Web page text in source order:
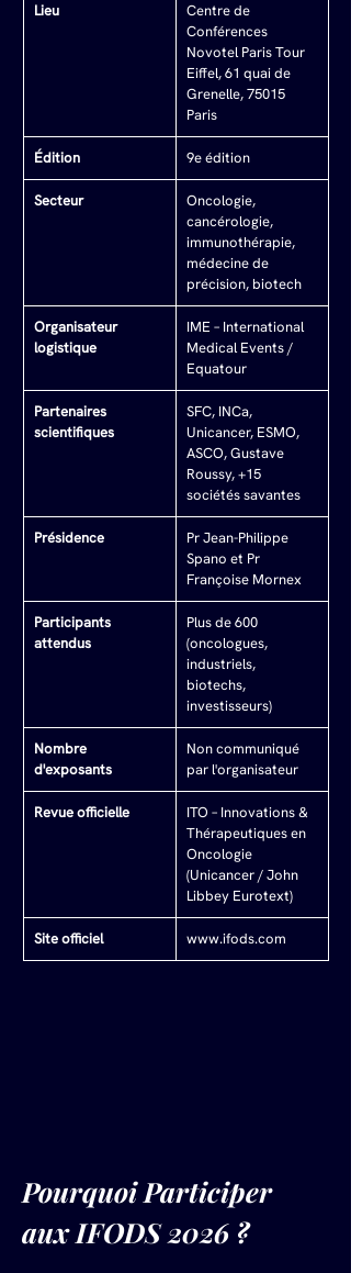
Lieu
Centre de
Conférences
Novotel Paris Tour
Eiffel, 61 quai de
Grenelle, 75015
Paris
Édition 9e édition
Secteur
Oncologie,
cancérologie,
immunothérapie,
médecine de
précision, biotech
Organisateur
logistique
IME – International
Medical Events /
Equatour
Partenaires
scientifiques
SFC, INCa,
Unicancer, ESMO,
ASCO, Gustave
Roussy, +15
sociétés savantes
Présidence
Pr Jean-Philippe
Spano et Pr
Françoise Mornex
Participants
attendus
Plus de 600
(oncologues,
industriels,
biotechs,
investisseurs)
Nombre
d'exposants
Non communiqué
par l'organisateur
Revue officielle
ITO – Innovations &
Thérapeutiques en
Oncologie
(Unicancer / John
Libbey Eurotext)
Site officiel www.ifods.com
Pourquoi Participer
aux IFODS 2026 ?